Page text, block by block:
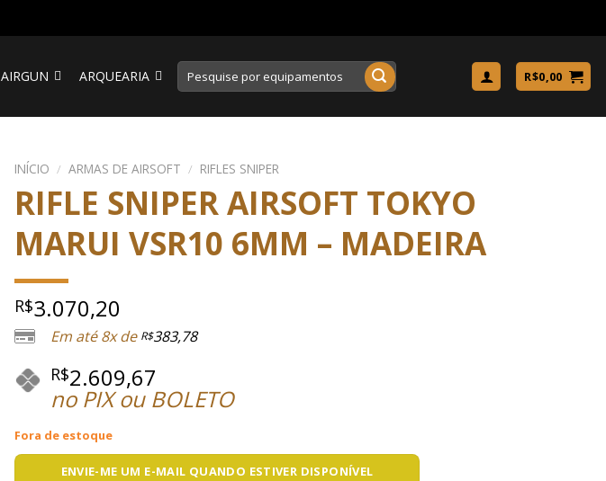
AIRGUN ARQUEARIA
Pesquisar
por:
R$0,00
INÍCIO / ARMAS DE AIRSOFT / RIFLES SNIPER
RIFLE SNIPER AIRSOFT TOKYO
MARUI VSR10 6MM – MADEIRA
R$3.070,20
Em até 8x de R$383,78
R$2.609,67
no PIX ou BOLETO
Fora de estoque
ENVIE-ME UM E-MAIL QUANDO ESTIVER DISPONÍVEL